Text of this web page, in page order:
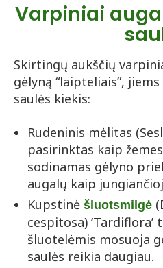
Varpiniai
Skirtingų aukščių
gėlyną “laipteliais”,
saulės kiekis:
Rudeninis mėlitas
pasirinktas kaip
sodinamas gėlyno
augalų kaip
Kupstinė šluotsmilgė
cespitosa) ‘Tardiflora’
šluotelėmis mosuoja
saulės reikia daugiau.